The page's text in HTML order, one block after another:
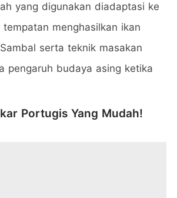
yang digunakan diadaptasi ke
menghasilkan ikan
serta teknik masakan
pengaruh budaya asing ketika
Portugis Yang Mudah!